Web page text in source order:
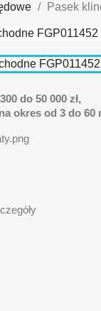
Pasek
do 50 000 zł,
okres od 3 do 60